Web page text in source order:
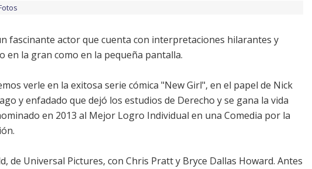
fascinante actor que cuenta con interpretaciones hilarantes y
en la gran como en la pequeña pantalla.
verle en la exitosa serie cómica "New Girl", en el papel de Nick
y enfadado que dejó los estudios de Derecho y se gana la vida
en 2013 al Mejor Logro Individual en una Comedia por la
de Universal Pictures, con Chris Pratt y Bryce Dallas Howard. Antes